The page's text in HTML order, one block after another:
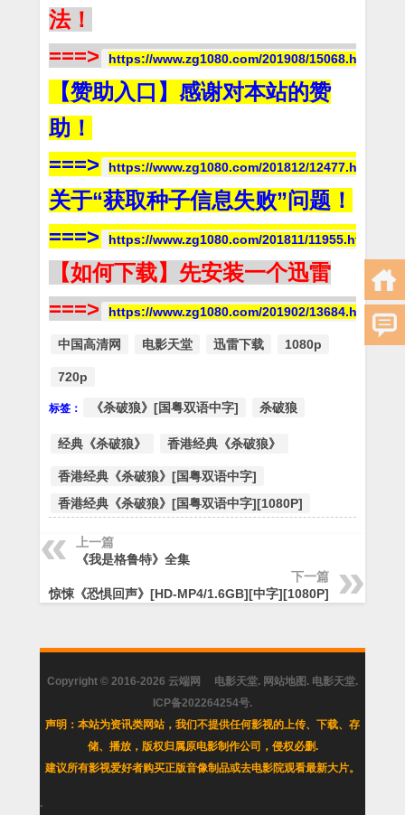
法！
===>
https://www.zg1080.com/201908/15068.html
【赞助入口】感谢对本站的赞
助！
===>
https://www.zg1080.com/201812/12477.html
关于“获取种子信息失败”问题！
===>
https://www.zg1080.com/201811/11955.html
【如何下载】先安装一个迅雷
===>
https://www.zg1080.com/201902/13684.html
中国高清网 电影天堂 迅雷下载 1080p
720p
标签： 《杀破狼》[国粤双语中字] 杀破狼
经典《杀破狼》 香港经典《杀破狼》
香港经典《杀破狼》[国粤双语中字]
香港经典《杀破狼》[国粤双语中字][1080P]
上一篇
《我是格鲁特》全集
下一篇
惊悚《恐惧回声》[HD-MP4/1.6GB][中字][1080P]
Copyright © 2016-2026 云端网 电影天堂. 网站地图 . 电影天堂.
ICP备202264254号.
声明：本站为资讯类网站，我们不提供任何影视的上传、下载、存
储、播放，版权归属原电影制作公司，侵权必删.
建议所有影视爱好者购买正版音像制品或去电影院观看最新大片。
.